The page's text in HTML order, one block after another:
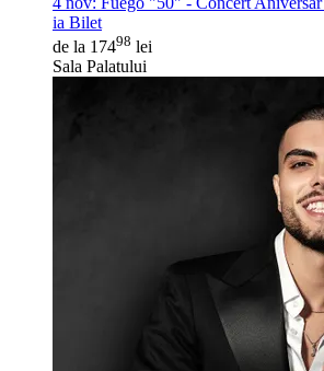
ia Bilet
de la 17498 lei
Sala Palatului